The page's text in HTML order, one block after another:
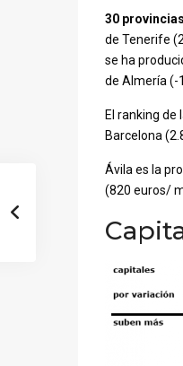
30
de Tenerife
se ha
de Almería (-
El ranking
Barcelona
Ávila es la
(820 euros/